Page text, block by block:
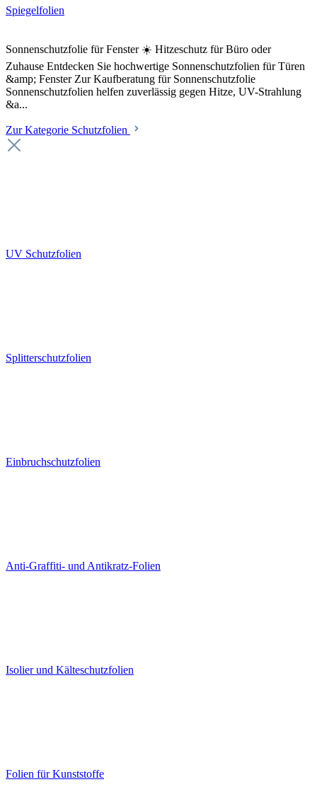
Spiegelfolien
Sonnenschutzfolie für Fenster ☀️ Hitzeschutz für Büro oder
Zuhause Entdecken Sie hochwertige Sonnenschutzfolien für Türen
&amp; Fenster Zur Kaufberatung für Sonnenschutzfolie
Sonnenschutzfolien helfen zuverlässig gegen Hitze, UV-Strahlung
&a...
Zur Kategorie Schutzfolien
UV Schutzfolien
Splitterschutzfolien
Einbruchschutzfolien
Anti-Graffiti- und Antikratz-Folien
Isolier und Kälteschutzfolien
Folien für Kunststoffe